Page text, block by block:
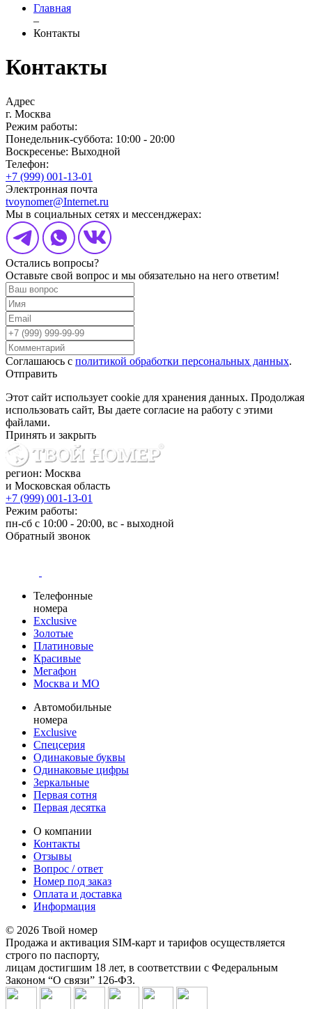
Главная
–
Контакты
Контакты
Адрес
г. Москва
Режим работы:
Понедельник-суббота: 10:00 - 20:00
Воскресенье: Выходной
Телефон:
+7 (999) 001-13-01
Электронная почта
tvoynomer@Internet.ru
Мы в социальных сетях и мессенджерах:
Остались вопросы?
Оставьте свой вопрос и мы обязательно на него ответим!
Соглашаюсь с политикой обработки персональных данных.
Отправить
Этот сайт использует cookie для хранения данных. Продолжая
использовать сайт, Вы даете согласие на работу с этими
файлами.
Принять и закрыть
регион: Москва
и Московская область
+7 (999) 001-13-01
Режим работы:
пн-сб с 10:00 - 20:00, вс - выходной
Обратный звонок
Телефонные
номера
Exclusive
Золотые
Платиновые
Красивые
Мегафон
Москва и МО
Автомобильные
номера
Exclusive
Спецсерия
Одинаковые буквы
Одинаковые цифры
Зеркальные
Первая сотня
Первая десятка
О компании
Контакты
Отзывы
Вопрос / ответ
Номер под заказ
Оплата и доставка
Информация
© 2026 Твой номер
Продажа и активация SIM-карт и тарифов осуществляется
строго по паспорту,
лицам достигшим 18 лет, в соответствии с Федеральным
Законом “О связи” 126-ФЗ.